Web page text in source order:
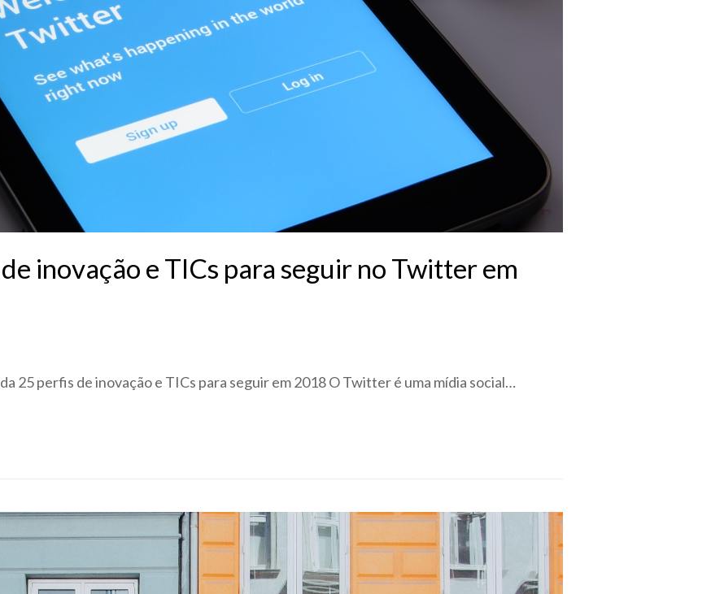
inovação e TICs para seguir no Twitter em
25 perfis de inovação e TICs para seguir em 2018 O Twitter é uma mídia social…